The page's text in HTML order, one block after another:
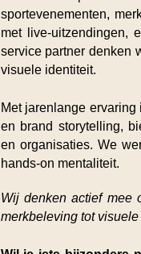
sportevenementen,
met live-uitzendingen,
service partner denken
visuele identiteit.
Met jarenlange
en brand storytelling,
en organisaties. We
hands-on mentaliteit.
Wij denken actief mee
merkbeleving tot visuele